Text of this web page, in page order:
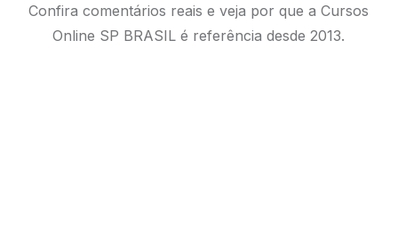
Confira comentários reais e veja por que a Cursos
Online SP BRASIL é referência desde 2013.